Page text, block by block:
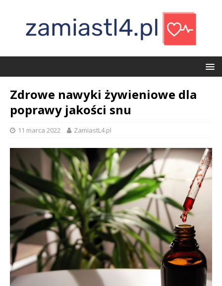
Zdrowe nawyki żywieniowe dla
poprawy jakości snu
11 marca 2022 ZamiastL4.pl